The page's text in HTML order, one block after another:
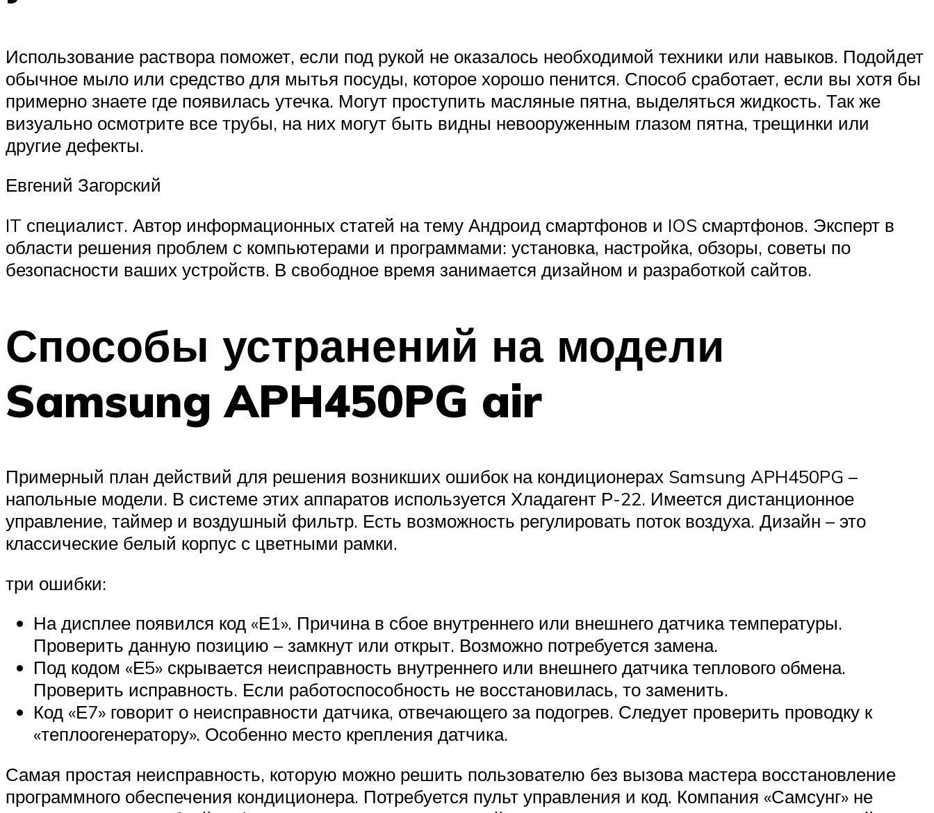
Использование раствора поможет, если под рукой не оказалось необходимой техники или навыков. Подойдет
обычное мыло или средство для мытья посуды, которое хорошо пенится. Способ сработает, если вы хотя бы
примерно знаете где появилась утечка. Могут проступить масляные пятна, выделяться жидкость. Так же
визуально осмотрите все трубы, на них могут быть видны невооруженным глазом пятна, трещинки или
другие дефекты.
Евгений Загорский
IT специалист. Автор информационных статей на тему Андроид смартфонов и IOS смартфонов. Эксперт в
области решения проблем с компьютерами и программами: установка, настройка, обзоры, советы по
безопасности ваших устройств. В свободное время занимается дизайном и разработкой сайтов.
Способы устранений на модели
Samsung APH450PG air
Примерный план действий для решения возникших ошибок на кондиционерах Samsung APH450PG –
напольные модели. В системе этих аппаратов используется Хладагент Р-22. Имеется дистанционное
управление, таймер и воздушный фильтр. Есть возможность регулировать поток воздуха. Дизайн – это
классические белый корпус с цветными рамки.
три ошибки:
На дисплее появился код «Е1». Причина в сбое внутреннего или внешнего датчика температуры.
Проверить данную позицию – замкнут или открыт. Возможно потребуется замена.
Под кодом «Е5» скрывается неисправность внутреннего или внешнего датчика теплового обмена.
Проверить исправность. Если работоспособность не восстановилась, то заменить.
Код «Е7» говорит о неисправности датчика, отвечающего за подогрев. Следует проверить проводку к
«теплоогенератору». Особенно место крепления датчика.
Самая простая неисправность, которую можно решить пользователю без вызова мастера восстановление
программного обеспечения кондиционера. Потребуется пульт управления и код. Компания «Самсунг» не